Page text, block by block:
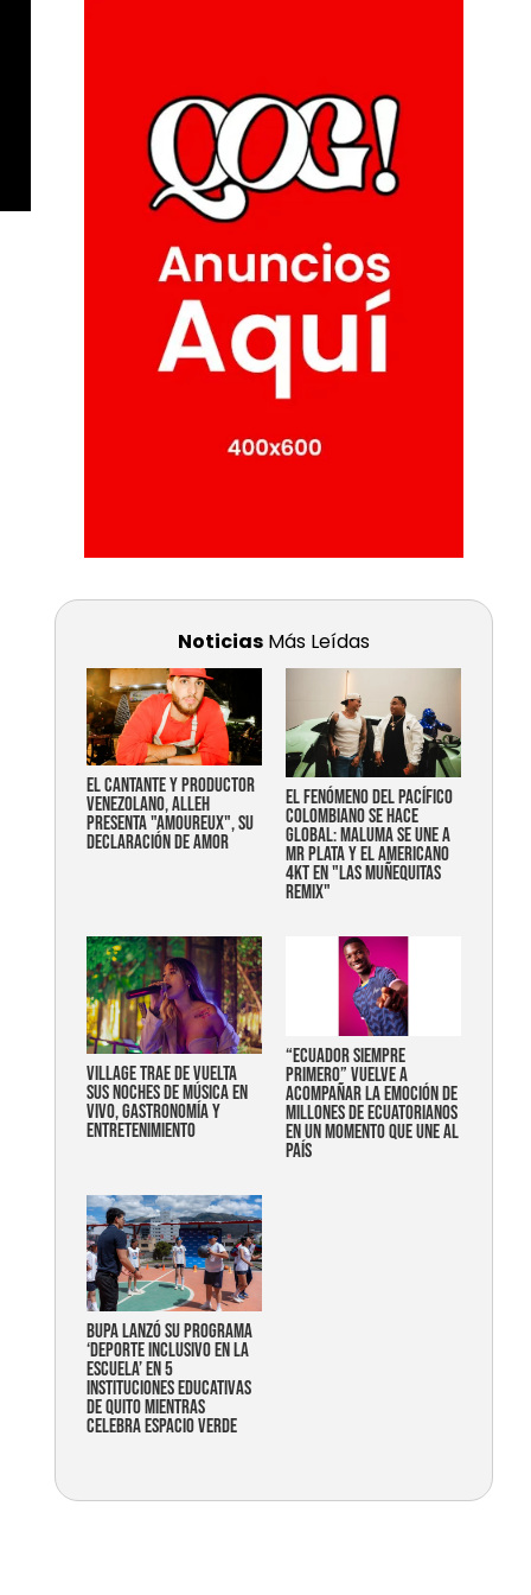
Noticias Más Leídas
EL CANTANTE Y PRODUCTOR
VENEZOLANO, ALLEH
PRESENTA "AMOUREUX", SU
DECLARACIÓN DE AMOR
EL FENÓMENO DEL PACÍFICO
COLOMBIANO SE HACE
GLOBAL: MALUMA SE UNE A
MR PLATA Y EL AMERICANO
4KT EN "LAS MUÑEQUITAS
REMIX"
Village trae de vuelta
sus noches de música en
vivo, gastronomía y
entretenimiento
“Ecuador siempre
primero” vuelve a
acompañar la emoción de
millones de ecuatorianos
en un momento que une al
país
Bupa lanzó su programa
‘Deporte Inclusivo en la
Escuela’ en 5
instituciones educativas
de Quito mientras
celebra espacio verde